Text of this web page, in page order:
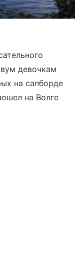
девочкам
на сапборде
на Волге